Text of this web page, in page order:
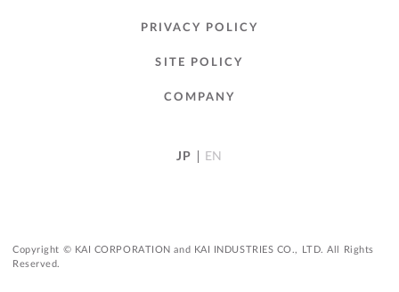
PRIVACY POLICY
SITE POLICY
COMPANY
JP EN
Copyright © KAI CORPORATION and KAI INDUSTRIES CO., LTD. All Rights
Reserved.